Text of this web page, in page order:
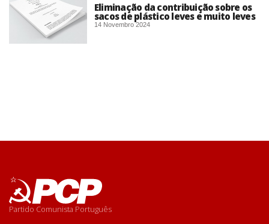
Eliminação da contribuição sobre os
sacos de plástico leves e muito leves
14 Novembro 2024
Partido Comunista Português